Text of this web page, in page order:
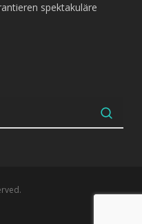
spektakuläre